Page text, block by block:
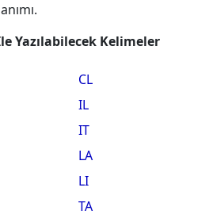
Yazılabilecek Kelimeler
CL
IL
IT
LA
LI
TA